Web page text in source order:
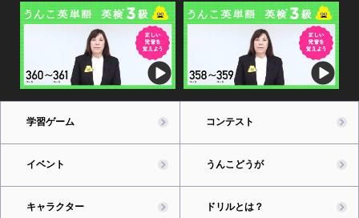
学習ゲーム コンテスト
イベント うんこどうが
キャラクター ドリルとは？